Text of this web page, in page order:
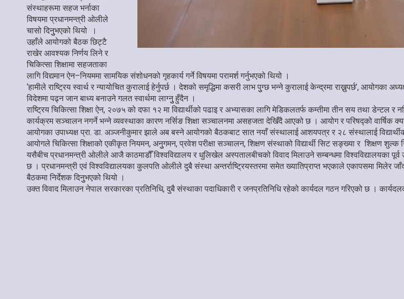
संस्थाहरूमा सहज भर्नाका
विषयमा प्रधानमन्त्री ओलीले
चासो दिनुुभएको थियो ।
उहाँले आयोगको बैठक छिट्टै
राखेर आवश्यक निर्णय लिने र
चिकित्सा शिक्षामा सहजताका
लागि विद्यमान ऐन–नियममा सामयिक संशोधनको गृहकार्य गर्ने विषयमा परामर्श गर्नुभएको थियो ।
‘हामीले राष्ट्रिय स्वार्थ र न्यायोचित कुरालाई हेर्नुपर्छ । देशको समृद्धिमा कसरी लाभ पुुग्छ भन्ने कुरालाई केन्द्रमा राख्नुपर्छ’,
विदेशमा पढ्न जान बाध्य बनाउने गलत स्वार्थमा लाग्नुु हुँदैन ।
राष्ट्रिय चिकित्सा शिक्षा ऐन, २०७५ को दफा १२ मा विद्यार्थीको पढाइ र अभ्यासका लागि मेडिकलतर्फ कम्तीमा तीन सय तथा
कार्यक्रम सञ्चालन नगर्ने भन्ने व्यवस्थाका कारण नर्सिङ शिक्षा सञ्चालनमा असहजता देखिँदै आएको छ । आयोग र परिषद्को वार्षिक
आयोगका उपाध्यक्ष प्रा. डा. अञ्जनीकुमार झाले अब बस्ने आयोगको बैठकबाट सात नयाँ संस्थालाई आशयपत्र र २८ संस्थालाई
आयोगले चिकित्सा शिक्षाको एकीकृत नियमन, अनुुगमन, प्रवेश परीक्षा सञ्चालन, शिक्षण संस्थाको विद्यार्थी सिट सङ्ख्या र शिक्षण शुल्क
यसैबीच प्रधानमन्त्री ओलीले आजै काठमाडौँ विश्वविद्यालय र धुलिखेल अस्पतालबीचको विवाद मिलाउने सम्बन्धमा
छ । प्रधानमन्त्री एवं विश्वविद्यालयका कुलपति ओलीले दुबै संस्था अन्तर्राष्ट्रियस्तरमा समेत ख्यातिप्राप्त भएकाले एकापसमा
बैठकमा निर्देशक दिनुुभएको थियो ।
उक्त विवाद मिलाउन नेपाल सरकारका प्रतिनिधि, दुबै संस्थाका पदाधिकारी र जनप्रतिनिधि रहेको कार्यदल गठन गरिएको छ ।